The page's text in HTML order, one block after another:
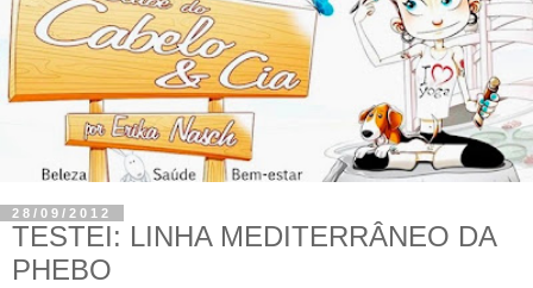
28/09/2012
TESTEI: LINHA MEDITERRÂNEO DA
PHEBO